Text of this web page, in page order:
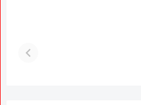
पूजा सावंत ने गुपचूप